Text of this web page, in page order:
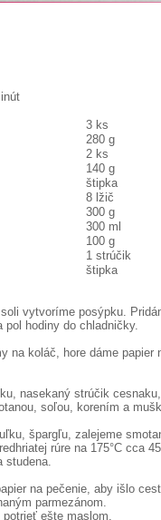
3 ks
280 g
2 ks
140 g
štipka
8 lžič
300 g
300 ml
100 g
1 strúčik
štipka
vytvoríme posýpku.
pol hodiny do chladničky.
na koláč, hore dáme papier
nasekaný strúčik
soľou, korením a
špargľu, zalejeme
rúre na 175°C cca
studena.
na pečenie, aby išlo
parmezánom.
potrieť ešte maslom.